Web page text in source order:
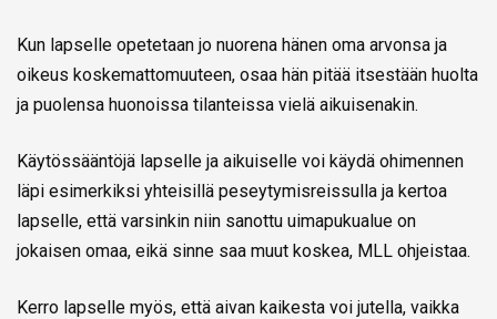
Kun lapselle opetetaan jo nuorena hänen oma arvonsa ja
oikeus koskemattomuuteen, osaa hän pitää itsestään huolta
ja puolensa huonoissa tilanteissa vielä aikuisenakin.
Käytössääntöjä lapselle ja aikuiselle voi käydä ohimennen
läpi esimerkiksi yhteisillä peseytymisreissulla ja kertoa
lapselle, että varsinkin niin sanottu uimapukualue on
jokaisen omaa, eikä sinne saa muut koskea, MLL ohjeistaa.
Kerro lapselle myös, että aivan kaikesta voi jutella, vaikka